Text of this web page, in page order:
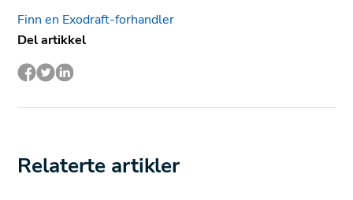
Finn en Exodraft-forhandler
Del artikkel
Relaterte artikler